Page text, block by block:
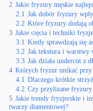
2 Jakie fryzury męskie
2.1 Jak dobór fryzury
2.2 Które fryzury dodają
3 Jakie cięcia i techniki
3.1 Kiedy sprawdzają się
3.2 Jak tekstura i warstwy
3.3 Jak działa undercut z
4 Których fryzur unikać
4.1 Dlaczego krótkie
4.2 Czy przylizane
5 Jakie trendy fryzjerskie i
twarzy diamentowej?